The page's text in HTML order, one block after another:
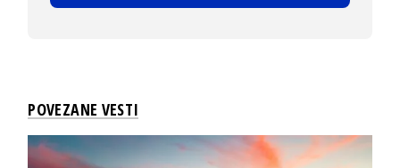
POVEZANE VESTI